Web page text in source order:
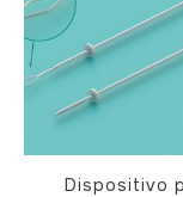
Dispositivo